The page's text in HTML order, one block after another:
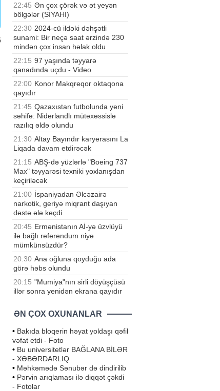
22:45 Ən çox çörək və ət yeyən
bölgələr (SİYAHI)
22:30 2024-cü ildəki dəhşətli
sunami: Bir neçə saat ərzində 230
mindən çox insan həlak oldu
22:15 97 yaşında təyyarə
qanadında uçdu - Video
22:00 Konor Makqreqor oktaqona
qayıdır
21:45 Qazaxıstan futbolunda yeni
səhifə: Niderlandlı mütəxəssislə
razılıq əldə olundu
21:30 Altay Bayındır karyerasını La
Liqada davam etdirəcək
21:15 ABŞ-də yüzlərlə "Boeing 737
Max" təyyarəsi texniki yoxlanışdan
keçiriləcək
21:00 İspaniyadan Əlcəzairə
narkotik, geriyə miqrant daşıyan
dəstə ələ keçdi
20:45 Ermənistanın Aİ-yə üzvlüyü
ilə bağlı referendum niyə
mümkünsüzdür?
20:30 Ana oğluna qoyduğu ada
görə həbs olundu
20:15 "Mumiya"nın sirli döyüşçüsü
illər sonra yenidən ekrana qayıdır
ƏN ÇOX OXUNANLAR
• Bakıda bloqerin həyat yoldaşı qəfil
vəfat etdi - Foto
• Bu universitetlər BAĞLANA BİLƏR
- XƏBƏRDARLIQ
• Məhkəmədə Sənubər də dindirilib
• Pərvin arıqlaması ilə diqqət çəkdi
- Fotolar